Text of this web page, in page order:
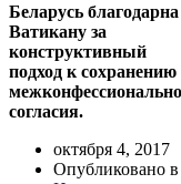
Беларусь благодарна
Ватикану за
конструктивный
подход к сохранению
согласия.
октября 4, 2017
Опубликовано в